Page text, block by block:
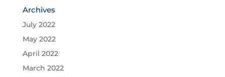
Archives
July 2022
May 2022
April 2022
March 2022